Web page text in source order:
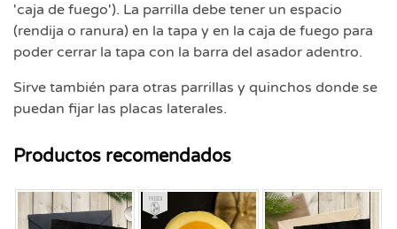
'caja de fuego'). La parrilla debe tener un espacio
(rendija o ranura) en la tapa y en la caja de fuego para
poder cerrar la tapa con la barra del asador adentro.
Sirve también para otras parrillas y quinchos donde se
puedan fijar las placas laterales.
Productos recomendados
Fresco